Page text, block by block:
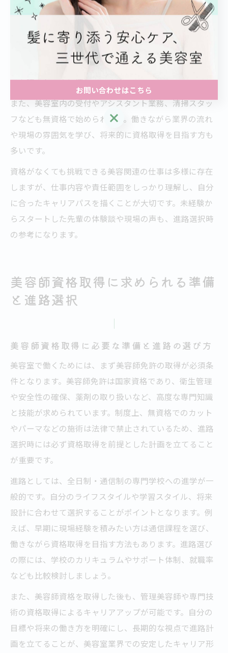
美容業界には、美容師免許がなくても従事できる仕事が
あります。たとえば、エステティシャンやネイリスト、
アイリスト、化粧品販売員などは、原則として国家資格
が不要です。これらの職種は、美容に関心があるもの
の、すぐに資格取得が難しい方や、異なる分野でキャリ
アを積みたい方に適しています。
また、美容室内の受付やアシスタント業務、清掃スタッ
フなども無資格で始められます。働きながら業界の流れ
や現場の雰囲気を学び、将来的に資格取得を目指す方も
多いです。
資格がなくても挑戦できる美容関連の仕事は多様に存在
しますが、仕事内容や責任範囲をしっかり理解し、自分
に合ったキャリアパスを描くことが大切です。未経験か
らスタートした先輩の体験談や現場の声も、進路選択時
の参考になります。
美容師資格取得に求められる準備
と進路選択
美容師資格取得に必要な準備と進路の選び方
美容室で働くためには、まず美容師免許の取得が必須条
件となります。美容師免許は国家資格であり、衛生管理
や安全性の確保、薬剤の取り扱いなど、高度な専門知識
と技能が求められています。制度上、無資格でのカット
やパーマなどの施術は法律で禁止されているため、進路
選択時には必ず資格取得を前提とした計画を立てること
が重要です。
進路としては、全日制・通信制の専門学校への進学が一
般的です。自分のライフスタイルや学習スタイル、将来
設計に合わせて選択することがポイントとなります。例
えば、早期に現場経験を積みたい方は通信課程を選び、
働きながら資格取得を目指す方法もあります。進路選び
の際には、学校のカリキュラムやサポート体制、就職率
なども比較検討しましょう。
また、美容師資格を取得した後も、管理美容師や専門技
術の資格取得によるキャリアアップが可能です。自分の
目標や将来の働き方を明確にし、長期的な視点で進路計
画を立てることが、美容室業界での安定したキャリア形
お問い合わせはこちら
お問い合わせはこちら